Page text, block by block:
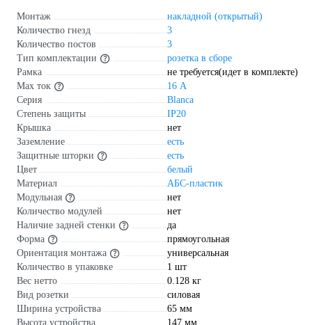
Монтаж
накладной (открытый)
Количество гнезд
3
Количество постов
3
Тип комплектации
розетка в сборе
Рамка
не требуется(идет в комплекте)
Max ток
16 А
Серия
Blanca
Степень защиты
IP20
Крышка
нет
Заземление
есть
Защитные шторки
есть
Цвет
белый
Материал
АБС-пластик
Модульная
нет
Количество модулей
нет
Наличие задней стенки
да
Форма
прямоугольная
Ориентация монтажа
универсальная
Количество в упаковке
1 шт
Вес нетто
0.128 кг
Вид розетки
силовая
Ширина устройства
65 мм
Высота устройства
147 мм